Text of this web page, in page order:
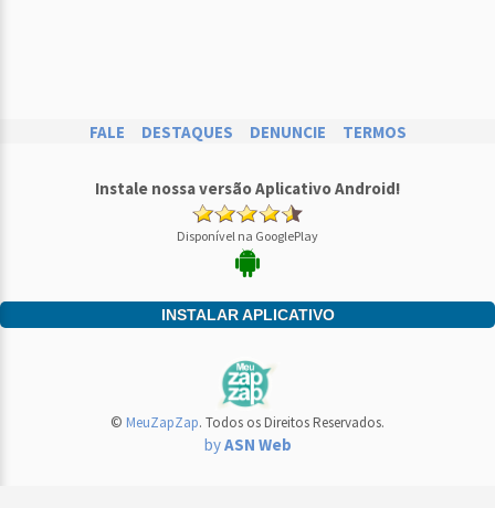
FALE DESTAQUES DENUNCIE TERMOS
Instale nossa versão Aplicativo Android!
Disponível na GooglePlay
INSTALAR APLICATIVO
© MeuZapZap. Todos os Direitos Reservados.
byASN Web